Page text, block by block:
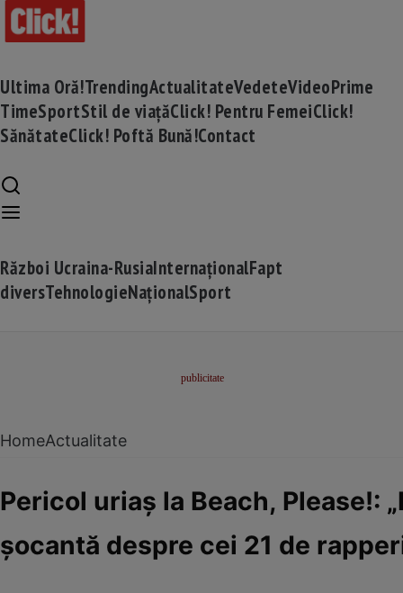
Ultima Oră!TrendingActualitateVedeteVideoPrime
TimeSportStil de viațăClick! Pentru FemeiClick!
SănătateClick! Poftă Bună!Contact
Război Ucraina-RusiaInternaționalFapt
diversTehnologieNaționalSport
HomeActualitate
Pericol uriaș la Beach, Please!:
șocantă despre cei 21 de